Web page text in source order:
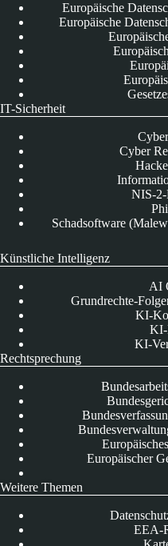
Europäische
Europäische
IT-Sicherheit
Cyber
NIS-
Schadsoftware
Künstliche Intelligenz
AI
Grundrechte-
KI-
KI-
KI-
Rechtsprechung
Europäischer
Weitere Themen
EEA-